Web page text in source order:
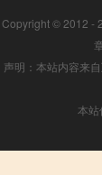
Copyright © 2012 -
声明：本站内容来
本站